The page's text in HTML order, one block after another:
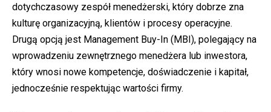
dotychczasowy zespół menedżerski, który dobrze zna
kulturę organizacyjną, klientów i procesy operacyjne.
Drugą opcją jest Management Buy-In (MBI), polegający na
wprowadzeniu zewnętrznego menedżera lub inwestora,
który wnosi nowe kompetencje, doświadczenie i kapitał,
jednocześnie respektując wartości firmy.